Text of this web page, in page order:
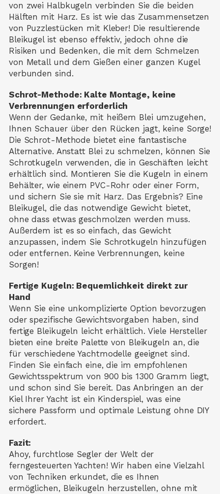
von zwei Halbkugeln verbinden Sie die beiden
Hälften mit Harz. Es ist wie das Zusammensetzen
von Puzzlestücken mit Kleber! Die resultierende
Bleikugel ist ebenso effektiv, jedoch ohne die
Risiken und Bedenken, die mit dem Schmelzen
von Metall und dem Gießen einer ganzen Kugel
verbunden sind.
Schrot-Methode: Kalte Montage, keine
Verbrennungen erforderlich
Wenn der Gedanke, mit heißem Blei umzugehen,
Ihnen Schauer über den Rücken jagt, keine Sorge!
Die Schrot-Methode bietet eine fantastische
Alternative. Anstatt Blei zu schmelzen, können Sie
Schrotkugeln verwenden, die in Geschäften leicht
erhältlich sind. Montieren Sie die Kugeln in einem
Behälter, wie einem PVC-Rohr oder einer Form,
und sichern Sie sie mit Harz. Das Ergebnis? Eine
Bleikugel, die das notwendige Gewicht bietet,
ohne dass etwas geschmolzen werden muss.
Außerdem ist es so einfach, das Gewicht
anzupassen, indem Sie Schrotkugeln hinzufügen
oder entfernen. Keine Verbrennungen, keine
Sorgen!
Fertige Kugeln: Bequemlichkeit direkt zur
Hand
Wenn Sie eine unkomplizierte Option bevorzugen
oder spezifische Gewichtsvorgaben haben, sind
fertige Bleikugeln leicht erhältlich. Viele Hersteller
bieten eine breite Palette von Bleikugeln an, die
für verschiedene Yachtmodelle geeignet sind.
Finden Sie einfach eine, die im empfohlenen
Gewichtsspektrum von 900 bis 1300 Gramm liegt,
und schon sind Sie bereit. Das Anbringen an der
Kiel Ihrer Yacht ist ein Kinderspiel, was eine
sichere Passform und optimale Leistung ohne DIY
erfordert.
Fazit:
Ahoy, furchtlose Segler der Welt der
ferngesteuerten Yachten! Wir haben eine Vielzahl
von Techniken erkundet, die es Ihnen
ermöglichen, Bleikugeln herzustellen, ohne mit